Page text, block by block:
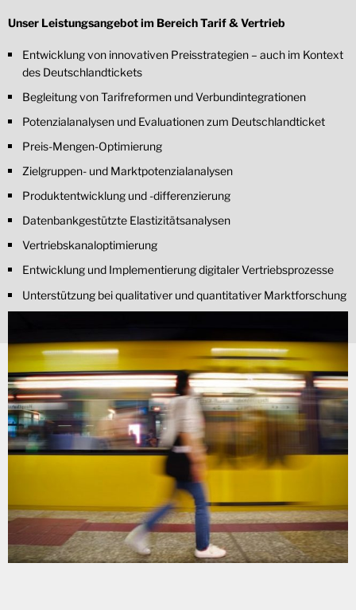
Unser Leistungsangebot im Bereich Tarif & Vertrieb
Entwicklung von innovativen Preisstrategien – auch im Kontext
des Deutschlandtickets
Begleitung von Tarifreformen und Verbundintegrationen
Potenzialanalysen und Evaluationen zum Deutschlandticket
Preis-Mengen-Optimierung
Zielgruppen- und Marktpotenzialanalysen
Produktentwicklung und -differenzierung
Datenbankgestützte Elastizitätsanalysen
Vertriebskanaloptimierung
Entwicklung und Implementierung digitaler Vertriebsprozesse
Unterstützung bei qualitativer und quantitativer Marktforschung